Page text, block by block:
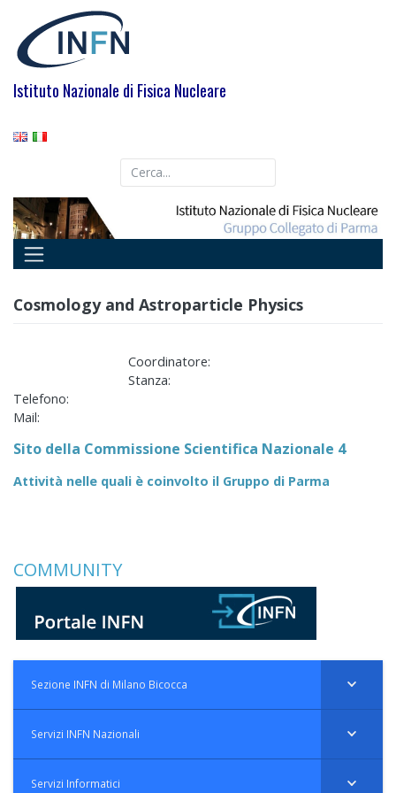
content
Istituto Nazionale di Fisica Nucleare
Cosmology and Astroparticle Physics
Coordinatore:
Stanza:
Telefono:
Mail:
Sito della Commissione Scientifica Nazionale 4
Attività nelle quali è coinvolto il Gruppo di Parma
COMMUNITY
Sezione INFN di Milano Bicocca
Servizi INFN Nazionali
Servizi Informatici